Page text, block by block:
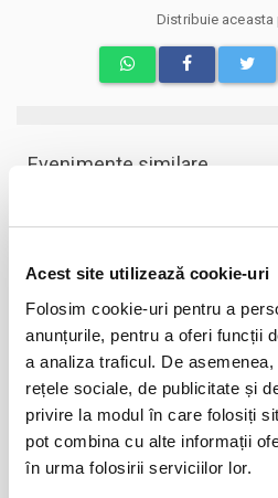
Acest site utilizează cookie-uri
Folosim cookie-uri pentru a
anunțurile, pentru a oferi funcții
a analiza traficul. De
rețele sociale, de publicitate și
privire la modul în care folosiți
pot combina cu alte informații
în urma folosirii serviciilor lor.
Distribuie aceasta
Evenimente similare
BILETE
Abonamente Farul
Ovidiu
BILETE